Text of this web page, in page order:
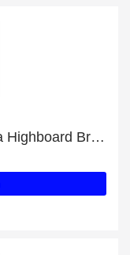
Holen Sie sich exklusive Habufa Highboard Brooklyn 37135-Angebote online: bis zu 10% Rabatt